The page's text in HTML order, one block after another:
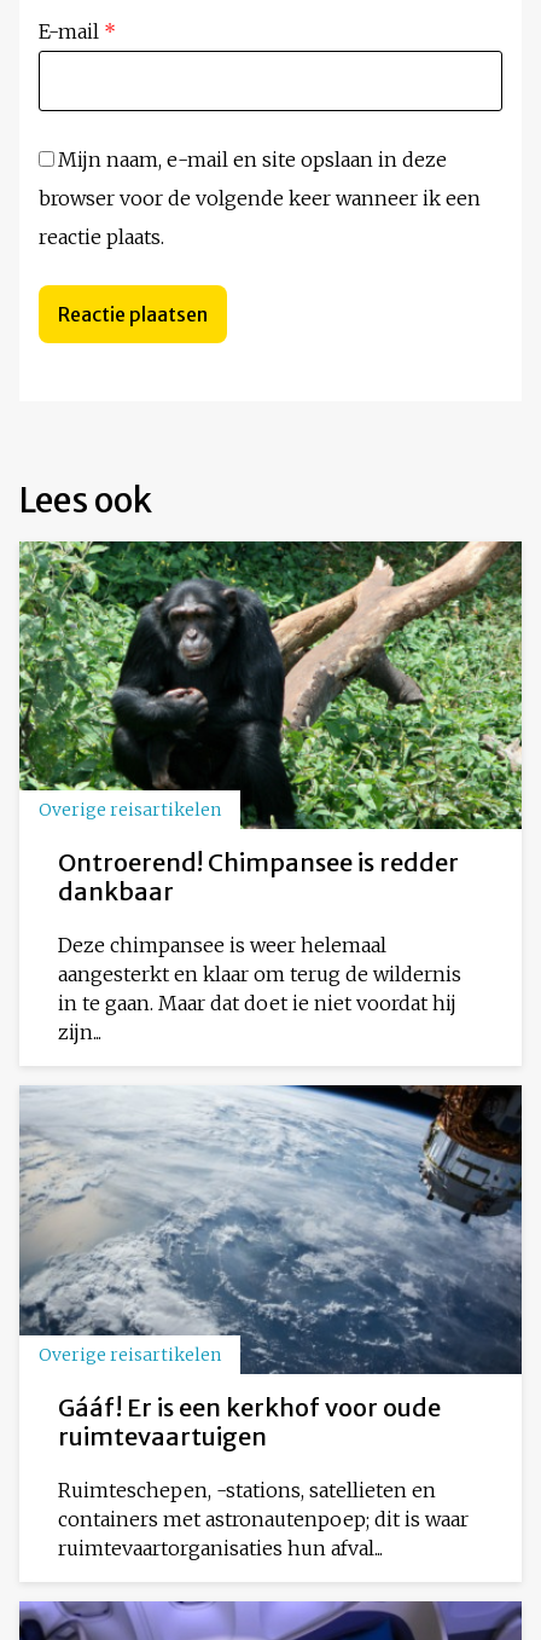
E-mail *
Mijn naam, e-mail en site opslaan in deze
browser voor de volgende keer wanneer ik een
reactie plaats.
Lees ook
Overige reisartikelen
Ontroerend! Chimpansee is redder
dankbaar
Deze chimpansee is weer helemaal
aangesterkt en klaar om terug de wildernis
in te gaan. Maar dat doet ie niet voordat hij
zijn...
Overige reisartikelen
Gááf! Er is een kerkhof voor oude
ruimtevaartuigen
Ruimteschepen, -stations, satellieten en
containers met astronautenpoep; dit is waar
ruimtevaartorganisaties hun afval...